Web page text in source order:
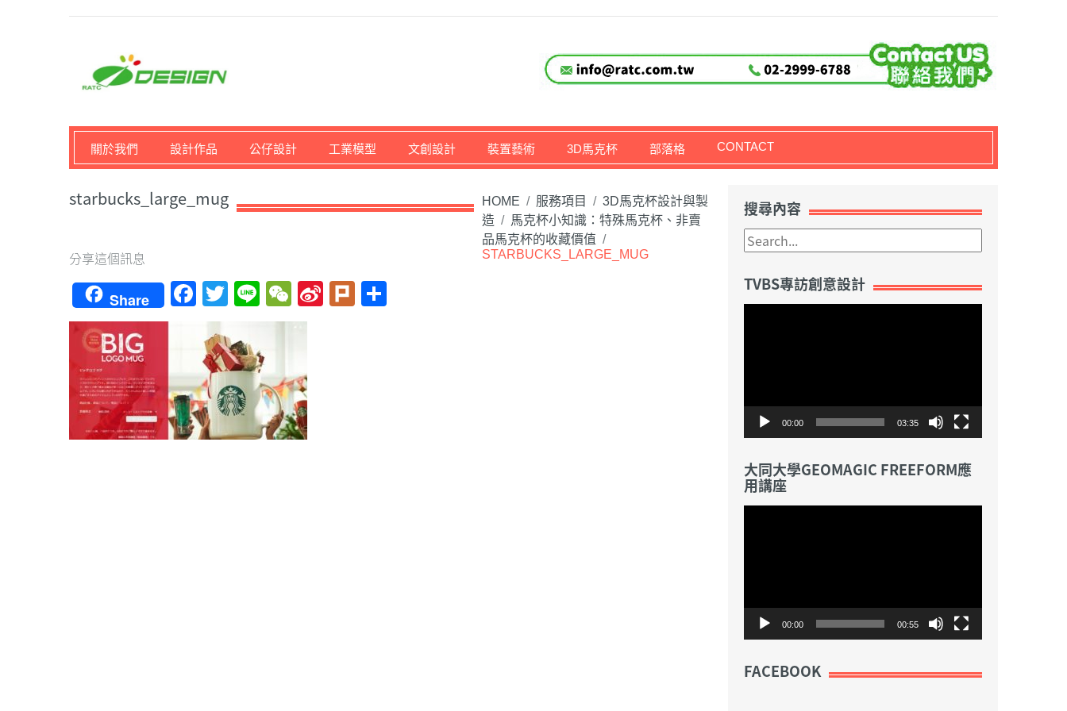
馬路科技創意設計-3D公仔,文創,獎盃設計專家
關於我們 設計作品 公仔設計 工業模型 文創設計 裝置藝術 3D馬克杯 部落格 CONTACT
HOME / 服務項目 / 3D馬克杯設計與製
造 / 馬克杯小知識：特殊馬克杯、非賣
品馬克杯的收藏價值 /
STARBUCKS_LARGE_MUG
starbucks_large_mug
分享這個訊息
Share Facebook
Twitter
LineWeChat
Sina
Weibo
Plurk
搜尋內容
TVBS專訪創意設計
00:00 03:35
大同大學GEOMAGIC FREEFORM應
用講座
00:00 00:55
FACEBOOK